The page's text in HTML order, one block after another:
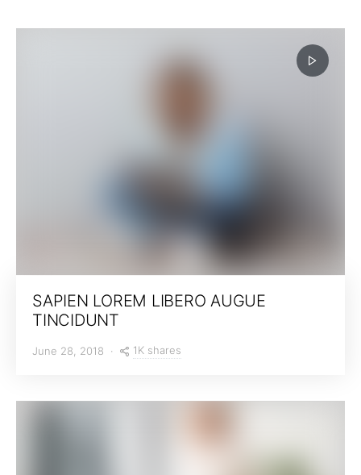
SAPIEN LOREM LIBERO AUGUE
TINCIDUNT
June 28, 2018 1K shares